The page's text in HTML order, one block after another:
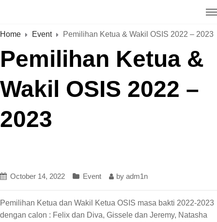
Home Event Pemilihan Ketua & Wakil OSIS 2022 – 2023
Pemilihan Ketua &
Wakil OSIS 2022 –
2023
October 14, 2022 Event by adm1n
Pemilihan Ketua dan Wakil Ketua OSIS masa bakti 2022-2023
dengan calon : Felix dan Diva, Gissele dan Jeremy, Natasha